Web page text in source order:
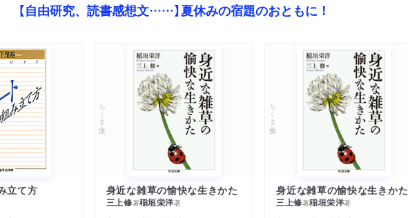
【自由研究、読書感想文……】夏休みの宿題のおともに！
立て方
ちくま文庫
身近な雑草の愉快な生きかた
三上修著稲垣栄洋著
ちくま文庫
身近な雑草の愉快な生きかた
三上修著稲垣栄洋著